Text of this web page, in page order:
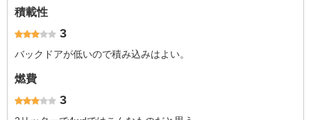
積載性
3
バックドアが低いので積み込みはよい。
燃費
3